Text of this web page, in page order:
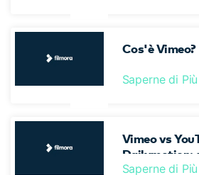
Cos'è Vimeo?
Saperne di
Vimeo vs
Dailymotion:
piattaforma è
Saperne di